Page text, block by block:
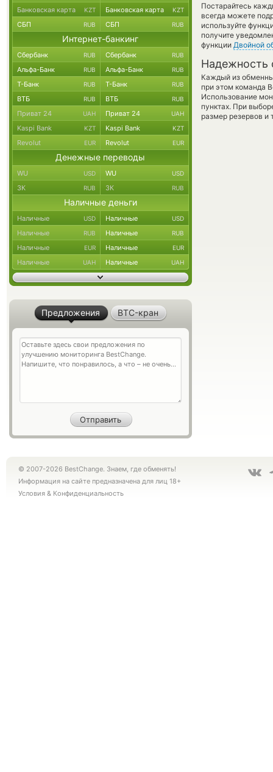
Постарайтесь
всегда можете
используйте
получите
функции Двойной
Надежность
Каждый из
при этом команда
Использование
пунктах. При
размер резервов и
Банковская карта KZT Банковская карта KZT
СБП RUB СБП RUB
Интернет-банкинг
Сбербанк RUB Сбербанк RUB
Альфа-Банк RUB Альфа-Банк RUB
Т-Банк RUB Т-Банк RUB
ВТБ RUB ВТБ RUB
Приват 24 UAH Приват 24 UAH
Kaspi Bank KZT Kaspi Bank KZT
Revolut EUR Revolut EUR
Денежные переводы
WU USD WU USD
ЗК RUB ЗК RUB
Наличные деньги
Наличные USD Наличные USD
Наличные RUB Наличные RUB
Наличные EUR Наличные EUR
Наличные UAH Наличные UAH
Предложения BTC-кран
© 2007-2026 BestChange. Знаем, где обменять!
Информация на сайте предназначена для лиц 18+
Условия & Конфиденциальность